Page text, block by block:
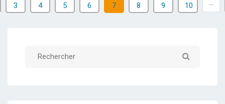
3 4 5 6 7 8 9 10